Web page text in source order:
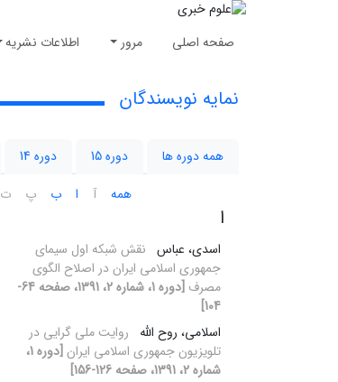
صفحه اصلی مرور اطلاعات نشریه
نمایه نویسندگان
همه دوره ها دوره 15 دوره 14
همه
آ ا ب پ ت
ا
اسدی، عباس نقش شبکه اول سیمای
جمهوری اسلامی ایران در اصلاح الگوی
مصرف
[دوره 1، شماره 2، 1391، صفحه 64-
104]
اسلامی، روح الله
روایت ملی گرایی در
تلویزیون جمهوری اسلامی ایران
[دوره 1،
شماره 2، 1391، صفحه 126-156]